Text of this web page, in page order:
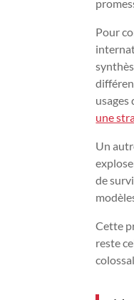
Pour
une
Un
de
Cette
reste